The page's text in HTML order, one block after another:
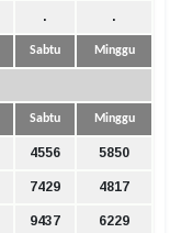
. .
Sabtu Minggu
Sabtu Minggu
4556 5850
7429 4817
9437 6229